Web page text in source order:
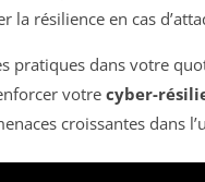
la résilience en cas
pratiques dans votre
votre cyber-
croissantes dans